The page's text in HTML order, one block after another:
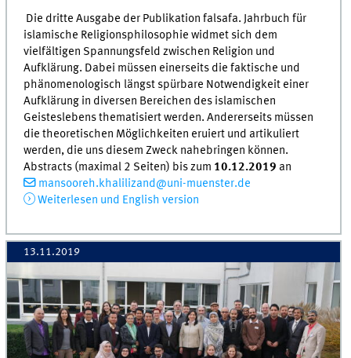
Die dritte Ausgabe der Publikation falsafa. Jahrbuch für
islamische Religionsphilosophie widmet sich dem
vielfältigen Spannungsfeld zwischen Religion und
Aufklärung. Dabei müssen einerseits die faktische und
phänomenologisch längst spürbare Notwendigkeit einer
Aufklärung in diversen Bereichen des islamischen
Geisteslebens thematisiert werden. Andererseits müssen
die theoretischen Möglichkeiten eruiert und artikuliert
werden, die uns diesem Zweck nahebringen können.
Abstracts (maximal 2 Seiten) bis zum 10.12.2019 an
mansooreh.khalilizand@uni-muenster.de
Weiterlesen und English version
13.11.2019